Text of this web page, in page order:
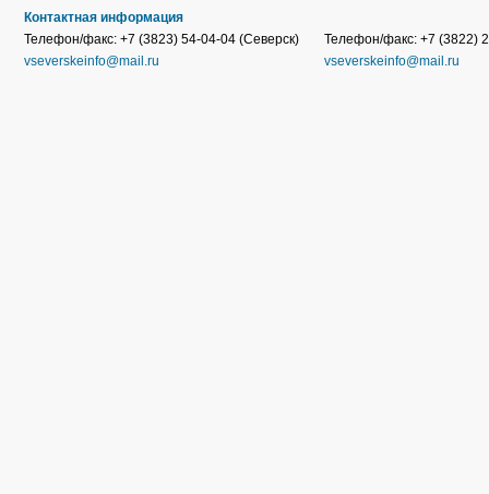
Контактная информация
Телефон/факс: +7 (3823) 54-04-04 (Северск)
vseverskeinfo@mail.ru
Телефон/факс: +7 (3822)
vseverskeinfo@mail.ru